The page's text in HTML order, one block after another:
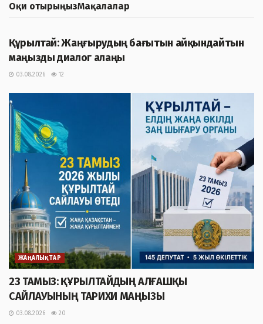
Оқи отырыңызМақалалар
Құрылтай: Жаңғырудың бағытын айқындайтын
маңызды диалог алаңы
03.08.2026 12
ЖАҢАЛЫҚТАР
23 ТАМЫЗ: ҚҰРЫЛТАЙДЫҢ АЛҒАШҚЫ
САЙЛАУЫНЫҢ ТАРИХИ МАҢЫЗЫ
03.08.2026 20